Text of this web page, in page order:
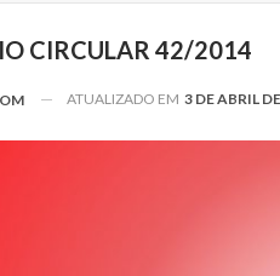
CIRCULAR 42/2014
ATUALIZADO EM 3 DE ABRIL